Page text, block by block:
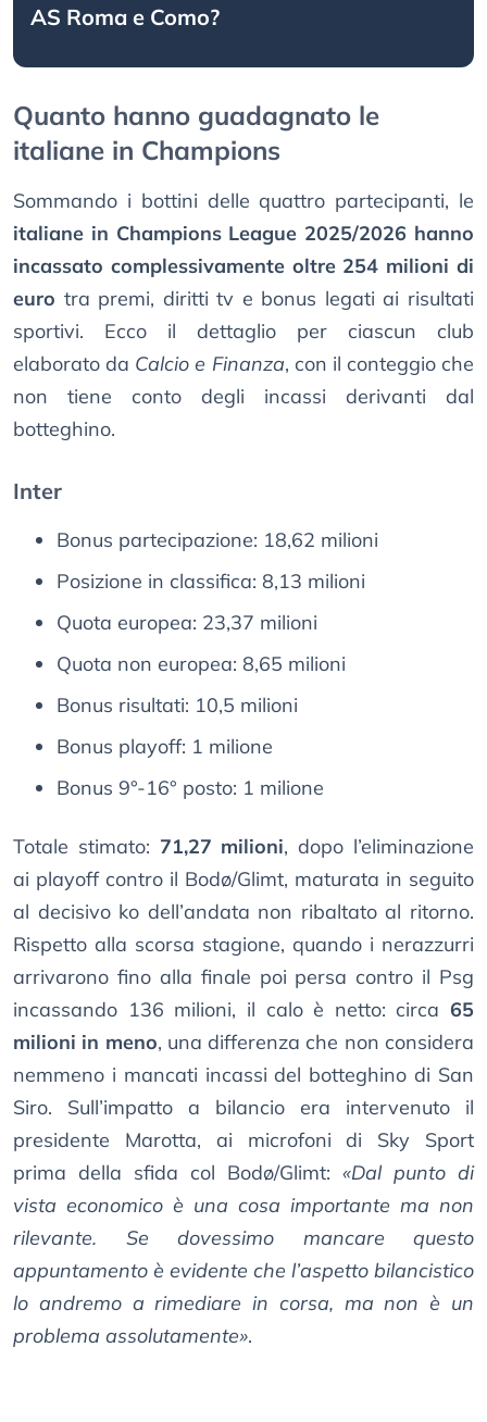
AS Roma e Como?
Quanto hanno guadagnato le
italiane in Champions
Sommando i bottini delle quattro partecipanti, le
italiane in Champions League 2025/2026 hanno
incassato complessivamente oltre 254 milioni di
euro tra premi, diritti tv e bonus legati ai risultati
sportivi. Ecco il dettaglio per ciascun club
elaborato da Calcio e Finanza, con il conteggio che
non tiene conto degli incassi derivanti dal
botteghino.
Inter
Bonus partecipazione: 18,62 milioni
Posizione in classifica: 8,13 milioni
Quota europea: 23,37 milioni
Quota non europea: 8,65 milioni
Bonus risultati: 10,5 milioni
Bonus playoff: 1 milione
Bonus 9°-16° posto: 1 milione
Totale stimato: 71,27 milioni, dopo l’eliminazione
ai playoff contro il Bodø/Glimt, maturata in seguito
al decisivo ko dell’andata non ribaltato al ritorno.
Rispetto alla scorsa stagione, quando i nerazzurri
arrivarono fino alla finale poi persa contro il Psg
incassando 136 milioni, il calo è netto: circa 65
milioni in meno, una differenza che non considera
nemmeno i mancati incassi del botteghino di San
Siro. Sull’impatto a bilancio era intervenuto il
presidente Marotta, ai microfoni di Sky Sport
prima della sfida col Bodø/Glimt: «Dal punto di
vista economico è una cosa importante ma non
rilevante. Se dovessimo mancare questo
appuntamento è evidente che l’aspetto bilancistico
lo andremo a rimediare in corsa, ma non è un
problema assolutamente».